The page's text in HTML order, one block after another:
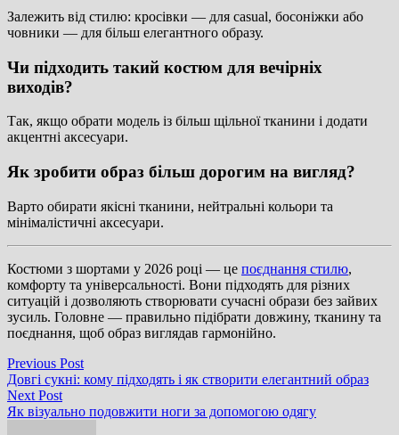
Залежить від стилю: кросівки — для casual, босоніжки або
човники — для більш елегантного образу.
Чи підходить такий костюм для вечірніх
виходів?
Так, якщо обрати модель із більш щільної тканини і додати
акцентні аксесуари.
Як зробити образ більш дорогим на вигляд?
Варто обирати якісні тканини, нейтральні кольори та
мінімалістичні аксесуари.
Костюми з шортами у 2026 році — це поєднання стилю,
комфорту та універсальності. Вони підходять для різних
ситуацій і дозволяють створювати сучасні образи без зайвих
зусиль. Головне — правильно підібрати довжину, тканину та
поєднання, щоб образ виглядав гармонійно.
Навігація
записів
Previous PostPrevious
post:
Довгі сукні: кому підходять і як створити елегантний образ
Next PostNext
post:
Як візуально подовжити ноги за допомогою одягу